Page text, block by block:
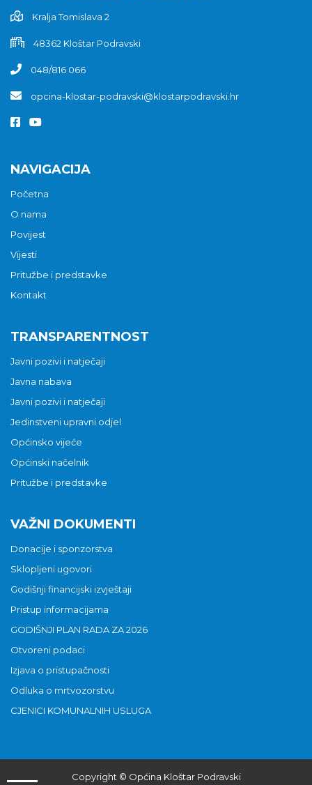
Kralja Tomislava 2
48362 Kloštar Podravski
048/816 066
opcina-klostar-podravski@klostarpodravski.hr
NAVIGACIJA
Početna
O nama
Povijest
Vijesti
Pritužbe i predstavke
Kontakt
TRANSPARENTNOST
Javni pozivi i natječaji
Javna nabava
Javni pozivi i natječaji
Jedinstveni upravni odjel
Općinsko vijeće
Općinski načelnik
Pritužbe i predstavke
VAŽNI DOKUMENTI
Donacije i sponzorstva
Sklopljeni ugovori
Godišnji financijski izvještaji
Pristup informacijama
GODIŠNJI PLAN RADA ZA 2026
Otvoreni podaci
Izjava o pristupačnosti
Odluka o mrtvozorstvu
CJENICI KOMUNALNIH USLUGA
Copyright © Općina Kloštar Podravski